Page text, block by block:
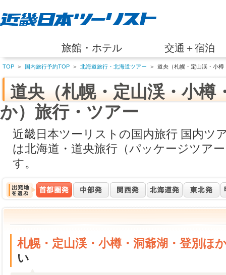
旅館・ホテル 交通＋宿泊
TOP ＞ 国内旅行予約TOP ＞ 北海道旅行・北海道ツアー ＞ 道央（札幌・定山渓・小
道央（札幌・定山渓・小樽
か）旅行・ツアー
近畿日本ツーリストの国内旅行 国内ツ
は北海道・道央旅行（パッケージツア
す。
札幌・定山渓・小樽・洞爺湖・登別ほ
い